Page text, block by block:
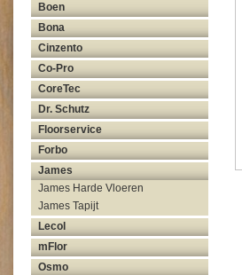
Boen
Bona
Cinzento
Co-Pro
CoreTec
Dr. Schutz
Floorservice
Forbo
James
James Harde Vloeren
James Tapijt
Lecol
mFlor
Osmo